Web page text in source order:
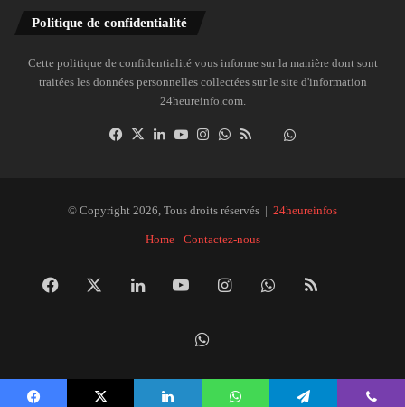
Politique de confidentialité
Cette politique de confidentialité vous informe sur la manière dont sont
traitées les données personnelles collectées sur le site d'information
24heureinfo.com.
Facebook
X LinkedinYouTubeInstagramWhatsAppDailymotion
© Copyright 2026, Tous droits réservés | 24heureinfos
Home Contactez-nous
Facebook LinkedinYouTubeInstagramWhatsApp
RSS
la